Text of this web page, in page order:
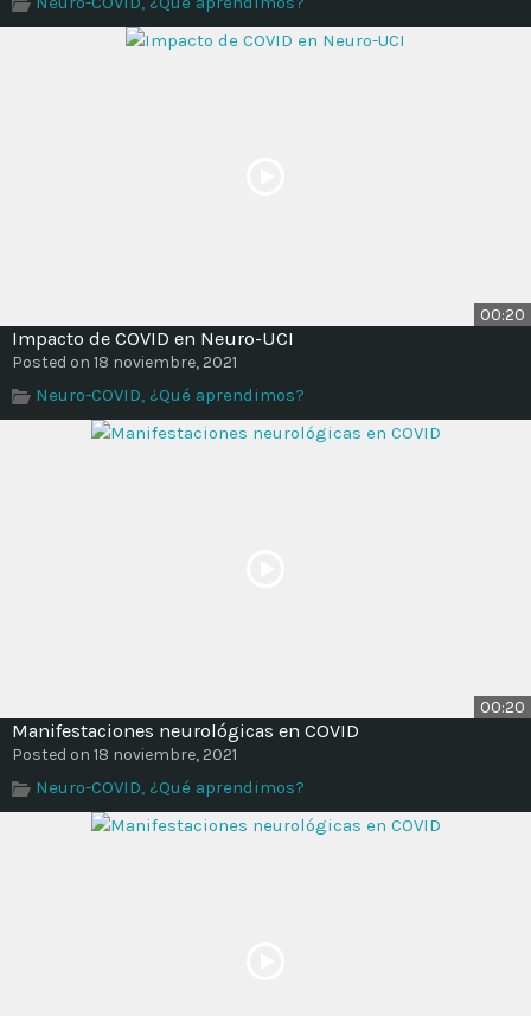
Time
00:20
Impacto de COVID en Neuro-UCI
Posted on 18 noviembre, 2021
Neuro-COVID, ¿Qué aprendimos?
00:20
Manifestaciones neurológicas en COVID
Posted on 18 noviembre, 2021
Neuro-COVID, ¿Qué aprendimos?